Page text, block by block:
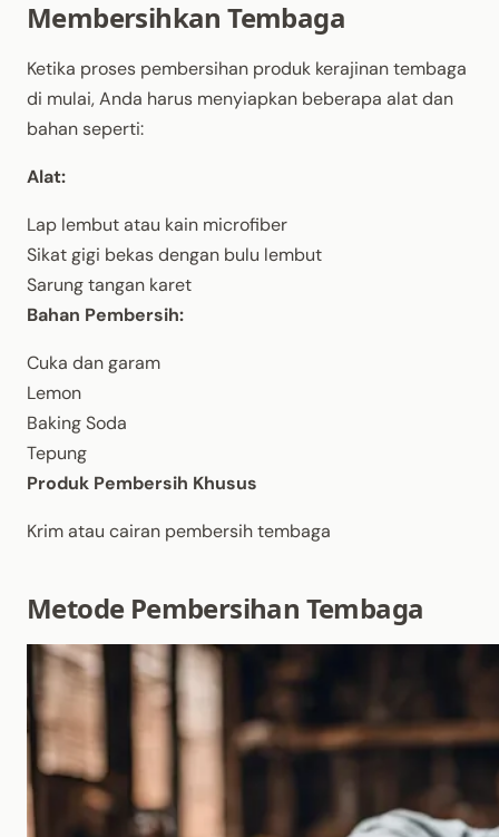
Membersihkan Tembaga
Ketika proses pembersihan produk kerajinan tembaga
di mulai, Anda harus menyiapkan beberapa alat dan
bahan seperti:
Alat:
Lap lembut atau kain microfiber
Sikat gigi bekas dengan bulu lembut
Sarung tangan karet
Bahan Pembersih:
Cuka dan garam
Lemon
Baking Soda
Tepung
Produk Pembersih Khusus
Krim atau cairan pembersih tembaga
Metode Pembersihan Tembaga